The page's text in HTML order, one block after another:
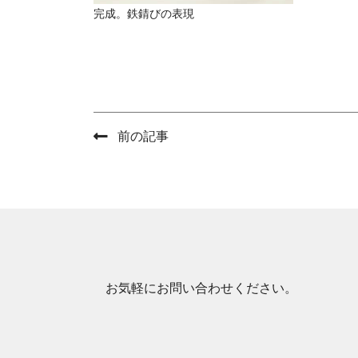
完成。鉄錆びの表現
前の記事
お気軽にお問い合わせください。